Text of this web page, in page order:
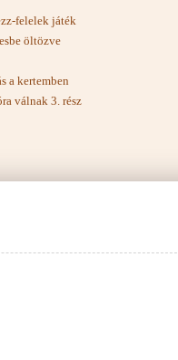
felelek játék
öltözve
a kertemben
válnak 3. rész